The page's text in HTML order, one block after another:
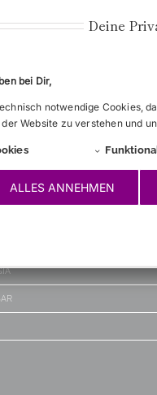
sie sich in
Während der
ähnlich einer Kneipe,
Deine
bei Dir,
notwendige Cookies,
Website zu verstehen und
ALLES ANNEHMEN